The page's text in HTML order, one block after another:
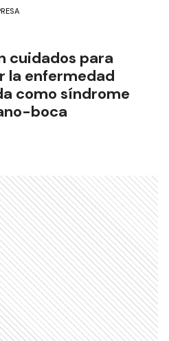
cuidados para
la enfermedad
como síndrome
boca